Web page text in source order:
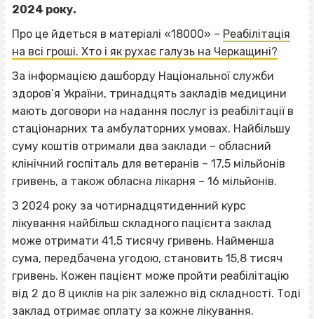
2024 року.
Про це йдеться в матеріалі «18000» – Реабілітація
на всі гроші. Хто і як рухає галузь на Черкащині?
За інформацією дашборду Національної служби
здоров’я України, тринадцять закладів медицини
мають договори на надання послуг із реабілітації в
стаціонарних та амбулаторних умовах. Найбільшу
суму коштів отримали два заклади – обласний
клінічний госпіталь для ветеранів – 17,5 мільйонів
гривень, а також обласна лікарня – 16 мільйонів.
З 2024 року за чотирнадцятиденний курс
лікування найбільш складного пацієнта заклад
може отримати 41,5 тисячу гривень. Найменша
сума, передбачена угодою, становить 15,8 тисяч
гривень. Кожен пацієнт може пройти реабілітацію
від 2 до 8 циклів на рік залежно від складності. Тоді
заклад отримає оплату за кожне лікування.